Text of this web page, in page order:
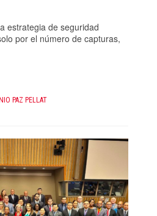
estrategia de seguridad
por el número de capturas,
PAZ PELLAT